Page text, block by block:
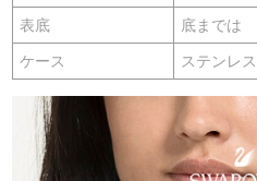
表底 底までは
ケース ステンレス